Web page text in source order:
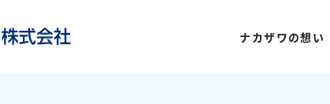
ナカザワの想い